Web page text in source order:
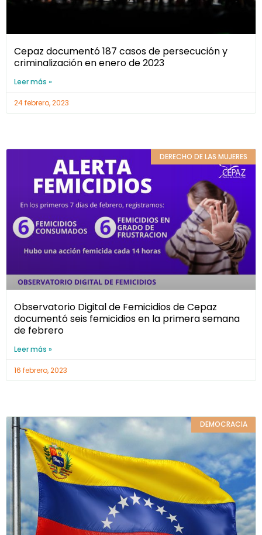
Cepaz documentó 187 casos de persecución y
criminalización en enero de 2023
Leer más »
24 febrero, 2023
DERECHO DE LAS MUJERES
Observatorio Digital de Femicidios de Cepaz
documentó seis femicidios en la primera semana
de febrero
Leer más »
16 febrero, 2023
DEMOCRACIA